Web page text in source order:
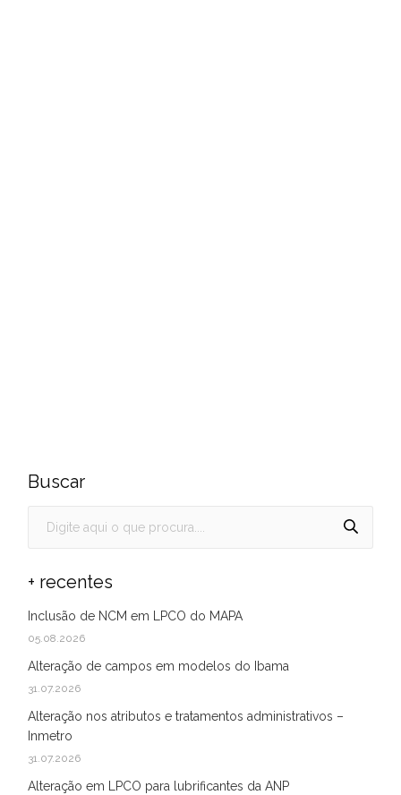
Buscar
+ recentes
Inclusão de NCM em LPCO do MAPA
05.08.2026
Alteração de campos em modelos do Ibama
31.07.2026
Alteração nos atributos e tratamentos administrativos –
Inmetro
31.07.2026
Alteração em LPCO para lubrificantes da ANP